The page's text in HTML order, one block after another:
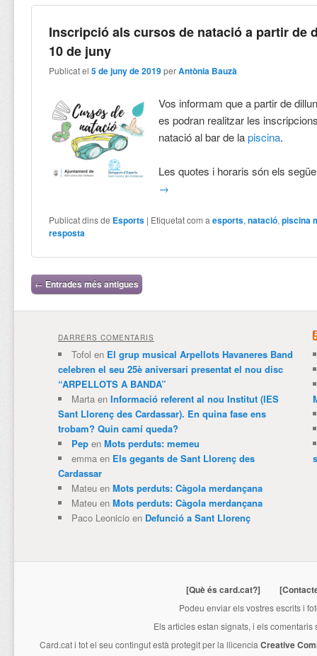
Inscripció als cursos de natació a partir de
10 de juny
Publicat el5 de juny de 2019 perAntònia Bauzà
Vos informam que a partir de
es podran realitzar les
natació al bar de lapiscina.
Les quotes i horaris són els
→
Publicat dins de Esports | Etiquetat com a esports,natació,piscina
resposta
Navegació per les entrades
← Entrades més antigues
DARRERS COMENTARIS
Tofol en El grup musical Arpellots Havaneres Band
celebren el seu 25è aniversari presentat el nou disc
“ARPELLOTS A BANDA”
Martaen Informació referent al nou Institut (IES
Sant Llorenç des Cardassar). En quina fase ens
trobam? Quin camí queda?
Pepen Mots perduts: memeu
emmaen Els gegants de Sant Llorenç des
Cardassar
Mateuen Mots perduts: Càgola merdançana
Mateuen Mots perduts: Càgola merdançana
Paco Leonicioen Defunció a Sant Llorenç
[Què és card.cat?]
Podeu enviar els vostres escrits i
Els articles estan signats, i els
Card.cati tot el seu contingut està protegit per la llicencia Creative